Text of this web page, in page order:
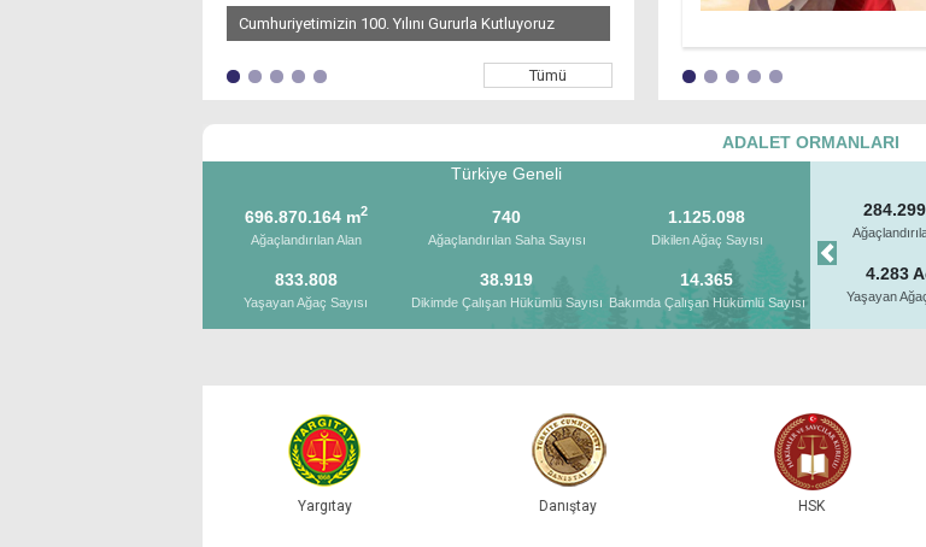
Cumhuriyetimizin 100. Yılını Gururla Kutluyoruz
Tümü
Yargıtay Danıştay HSK